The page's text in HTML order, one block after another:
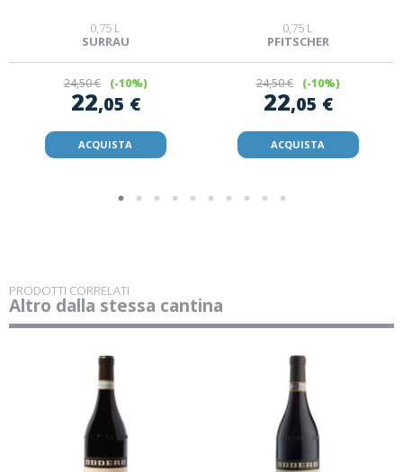
0,75 L
SURRAU
24,50 € (-10%)
22,05 €
ACQUISTA
0,75 L
PFITSCHER
24,50 € (-10%)
22,05 €
ACQUISTA
PRODOTTI CORRELATI
Altro dalla stessa cantina